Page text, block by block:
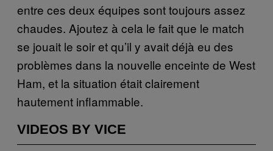
entre ces deux équipes sont toujours assez
chaudes. Ajoutez à cela le fait que le match
se jouait le soir et qu’il y avait déjà eu des
problèmes dans la nouvelle enceinte de West
Ham, et la situation était clairement
hautement inflammable.
VIDEOS BY VICE